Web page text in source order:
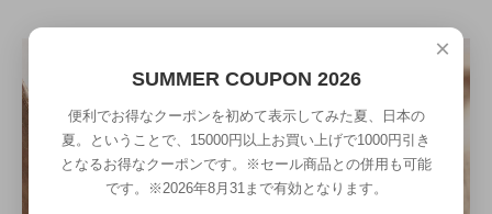
×
SUMMER COUPON 2026
便利でお得なクーポンを初めて表示してみた夏、日本の
夏。ということで、15000円以上お買い上げで1000円引き
となるお得なクーポンです。※セール商品との併用も可能
です。※2026年8月31まで有効となります。